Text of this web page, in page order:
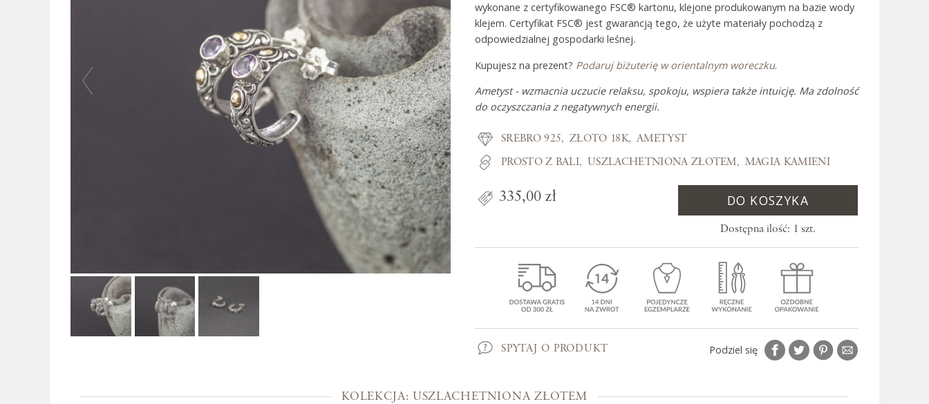
Z miłości do Bali
O Adorre
Kolekcje
Blisko ucha
wykonane z certyfikowanego FSC® kartonu, klejone produkowanym na bazie wody
klejem. Certyfikat FSC® jest gwarancją tego, że użyte materiały pochodzą z
odpowiedzialnej gospodarki leśnej.
Kupujesz na prezent? Podaruj biżuterię w orientalnym woreczku.
Ametyst - wzmacnia uczucie relaksu, spokoju, wspiera także intuicję. Ma zdolność
do oczyszczania z negatywnych energii.
SREBRO 925 ZŁOTO 18K AMETYST
PROSTO Z BALI USZLACHETNIONA ZŁOTEM MAGIA KAMIENI
335,00 zł DO KOSZYKA
Dostępna ilość: 1 szt.
SPYTAJ O PRODUKT Podziel się
KOLEKCJA: USZLACHETNIONA ZŁOTEM